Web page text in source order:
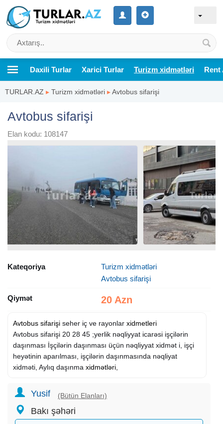
Daxili Turlar Xarici Turlar Turizm xidmətləri Rent
TURLAR.AZ ▸ Turizm xidmətləri ▸Avtobus sifarişi
Avtobus sifarişi
Elan kodu: 108147
Kateqoriya
Turizm xidmətləri
Avtobus sifarişi
Qiymət 20 Azn
Avtobus sifarişi seher iç ve rayonlar xidmetleri
Avtobus sifarişi 20 28 45 ;yerlik nəqliyyat icarəsi işçilərin
daşınması İşçilərin daşınması üçün nəqliyyat xidmət i, işçi
heyətinin aparılması, işçilərin daşınmasında nəqliyat
xidməti, Aylıq daşınma xidmətləri
Yusif (Bütün Elanları)
Bakı şəhəri